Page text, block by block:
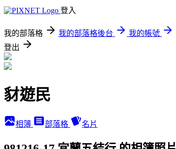
登入
我的部落格 我的部落格後台
我的帳號
登出
豺遊民
相簿 部落格 名片